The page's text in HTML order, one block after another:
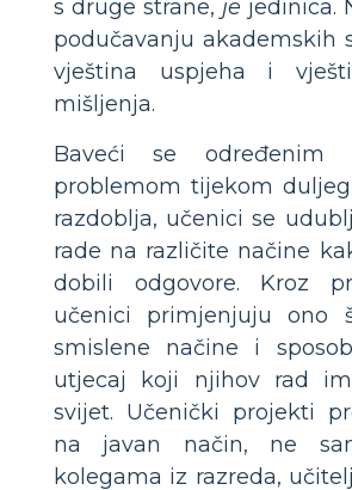
s druge strane, je jedinica.
podučavanju akademskih
vještina uspjeha i
mišljenja.
Baveći se određenim
problemom tijekom
razdoblja, učenici se
rade na različite načine
dobili odgovore. Kroz
učenici primjenjuju ono
smislene načine i
utjecaj koji njihov rad
svijet. Učenički projekti
na javan način, ne
kolegama iz razreda,